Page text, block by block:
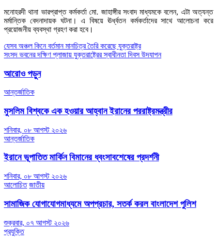
মনোহরদী থানা ভারপ্রাপ্ত কর্মকর্তা মো. জাহাঙ্গীর সংবাদ মাধ্যমকে বলেন, এটা অত্যন্ত
মর্মান্তিক বেদনাদায়ক ঘটনা। এ বিষয়ে ঊর্ধ্বতন কর্মকর্তাদের সাথে আলোচনা করে
প্রয়োজনীয় ব্যবস্থা গ্রহণ করা হবে।
Post
navigation
যেসব অঞ্চল কিনে বর্তমান মানচিত্র তৈরি করেছে যুক্তরাষ্ট্র
সংসদ ভবনের দক্ষিণ প্লাজায় যুক্তরাষ্ট্রের স্বাধীনতা দিবস উদযাপন
আরোও পড়ুন
আন্তর্জাতিক
মুসলিম বিশ্বকে এক হওয়ার আহ্বান ইরানের পররাষ্ট্রমন্ত্রীর
শনিবার, ০৮ আগস্ট ২০২৬
আন্তর্জাতিক
ইরানে ভূপাতিত মার্কিন বিমানের ধ্বংসাবশেষের প্রদর্শনী
শনিবার, ০৮ আগস্ট ২০২৬
আলোচিত জাতীয়
সামাজিক যোগাযোগমাধ্যমে অপপ্রচার, সতর্ক করল বাংলাদেশ পুলিশ
শুক্রবার, ০৭ আগস্ট ২০২৬
প্রযুক্তি